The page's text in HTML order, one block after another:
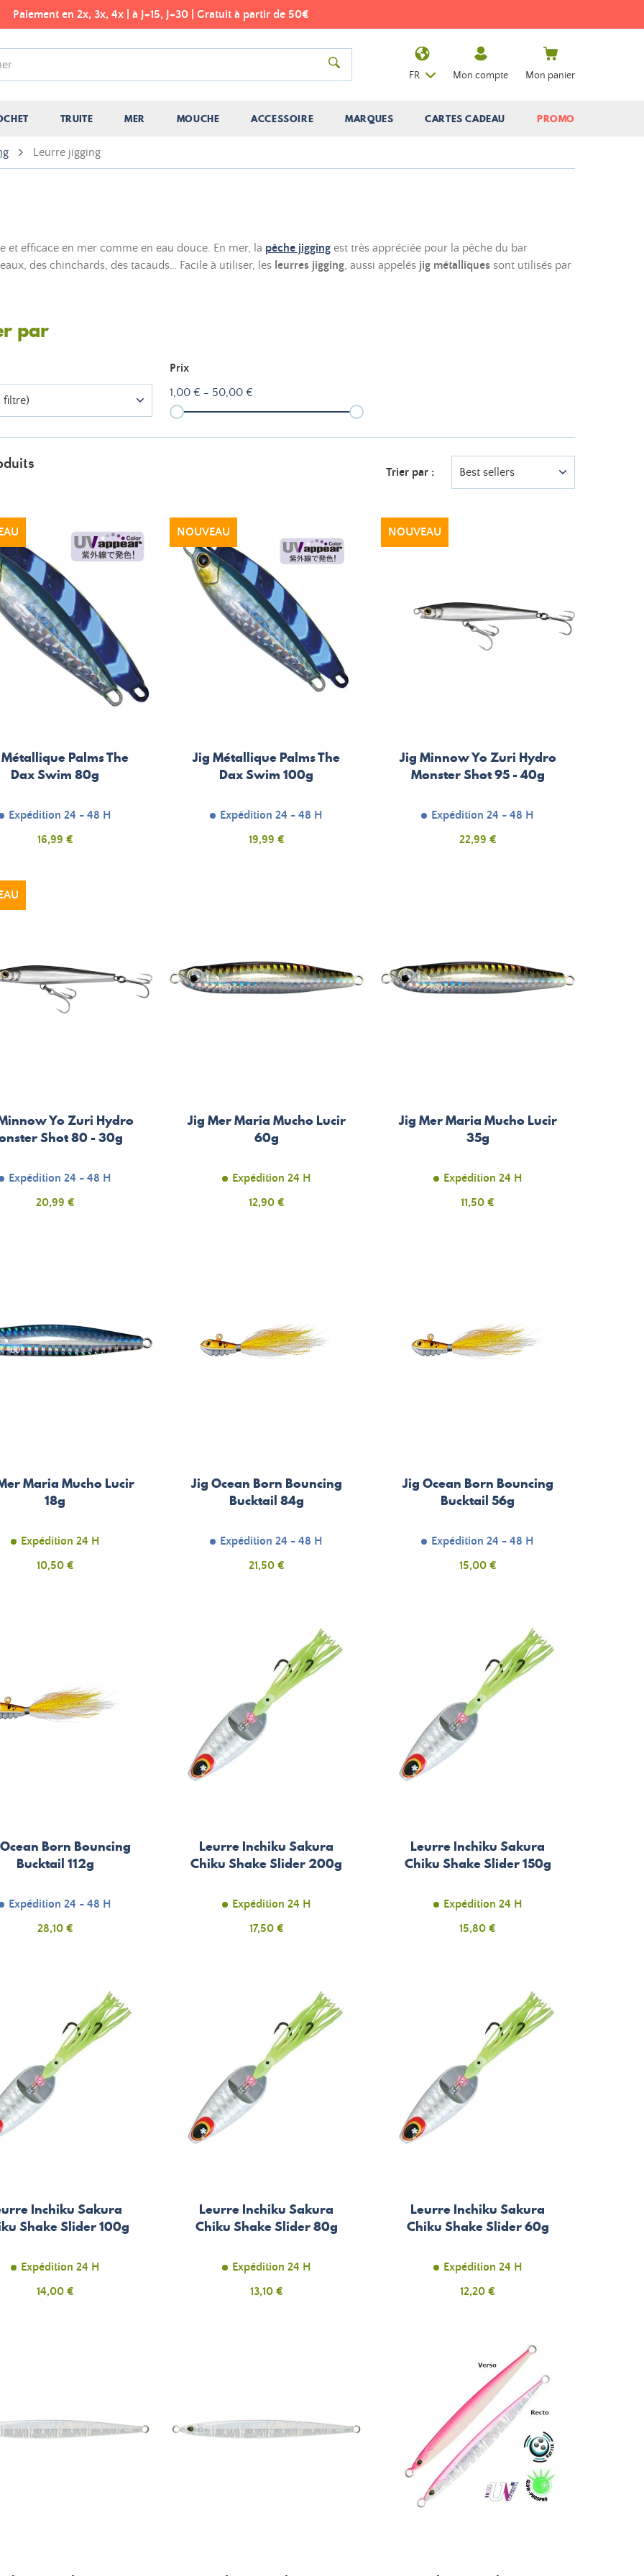
Paiement en 2x, 3x, 4x | à J+15, J+30 | Gratuit à partir de 50€
TRUITE MER MOUCHE ACCESSOIRE MARQUES CARTES CADEAU PROMO
FR Mon compte Mon panier
Leurre jigging
et efficace en mer comme en eau douce. En mer, la pêche jigging est très appréciée pour la pêche du bar
des chinchards, des tacauds… Facile à utiliser, les leurres jigging, aussi appelés jig métalliques sont utilisés par
par
filtre)
Prix
1,00 € - 50,00 €
Trier par : Best sellers
Palms The
Dax Swim 80g
Expédition 24 - 48 H
Prix
16,99 €
Jig Métallique Palms The
Dax Swim 100g
Expédition 24 - 48 H
Prix
19,99 €
NOUVEAU
Jig Minnow Yo Zuri Hydro
Monster Shot 95 - 40g
Expédition 24 - 48 H
Prix
22,99 €
NOUVEAU
Yo Zuri Hydro
Shot 80 - 30g
Expédition 24 - 48 H
Prix
20,99 €
Jig Mer Maria Mucho Lucir
60g
Expédition 24 H
Prix
12,90 €
Jig Mer Maria Mucho Lucir
35g
Expédition 24 H
Prix
11,50 €
Maria Mucho Lucir
18g
Expédition 24 H
Prix
10,50 €
Jig Ocean Born Bouncing
Bucktail 84g
Expédition 24 - 48 H
Prix
21,50 €
Jig Ocean Born Bouncing
Bucktail 56g
Expédition 24 - 48 H
Prix
15,00 €
Born Bouncing
Bucktail 112g
Expédition 24 - 48 H
Prix
28,10 €
Leurre Inchiku Sakura
Chiku Shake Slider 200g
Expédition 24 H
Prix
17,50 €
Leurre Inchiku Sakura
Chiku Shake Slider 150g
Expédition 24 H
Prix
15,80 €
Inchiku Sakura
Shake Slider 100g
Expédition 24 H
Prix
14,00 €
Leurre Inchiku Sakura
Chiku Shake Slider 80g
Expédition 24 H
Prix
13,10 €
Leurre Inchiku Sakura
Chiku Shake Slider 60g
Expédition 24 H
Prix
12,20 €